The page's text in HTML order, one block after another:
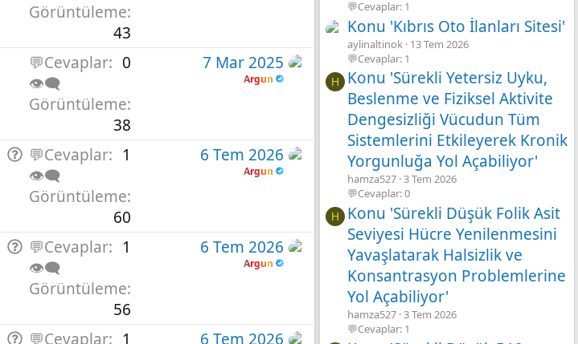
Görüntüleme
43
💬Cevaplar
0
👁️‍🗨️
Görüntüleme
38
7 Mar 2025
Argun
S
o
💬Cevaplar
1
👁️‍🗨️
Görüntüleme
60
6 Tem 2026
Argun
S
o
💬Cevaplar
1
👁️‍🗨️
Görüntüleme
56
6 Tem 2026
Argun
S 💬Cevaplar
1
6 Tem 2026
💬Cevaplar: 1
Konu 'Kıbrıs Oto İlanları Sitesi'
aylinaltinok 13 Tem 2026
💬Cevaplar: 1
H
Konu 'Sürekli Yetersiz Uyku,
Beslenme ve Fiziksel Aktivite
Dengesizliği Vücudun Tüm
Sistemlerini Etkileyerek Kronik
Yorgunluğa Yol Açabiliyor'
hamza527 3 Tem 2026
💬Cevaplar: 0
H
Konu 'Sürekli Düşük Folik Asit
Seviyesi Hücre Yenilenmesini
Yavaşlatarak Halsizlik ve
Konsantrasyon Problemlerine
Yol Açabiliyor'
hamza527 3 Tem 2026
💬Cevaplar: 1